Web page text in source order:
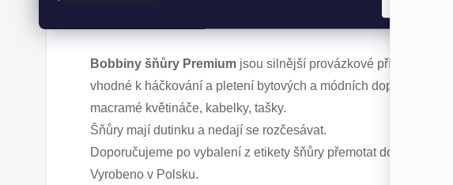
Bobbiny šňůry Premium jsou silnější provázkové příze z
vhodné k háčkování a pletení bytových a módních doplňků jako
macramé květináče, kabelky, tašky.
Šňůry mají dutinku a nedají se rozčesávat.
Doporučujeme po vybalení z etikety šňůry přemotat do klubíčka -
Vyrobeno v Polsku.